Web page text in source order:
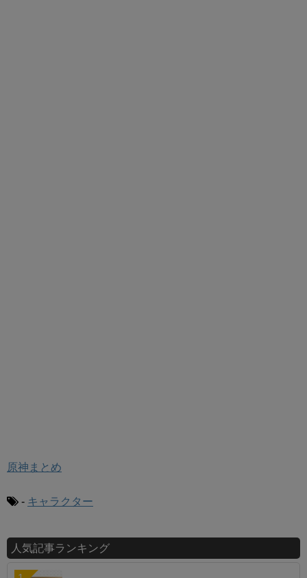
原神まとめ
- キャラクター
人気記事ランキング